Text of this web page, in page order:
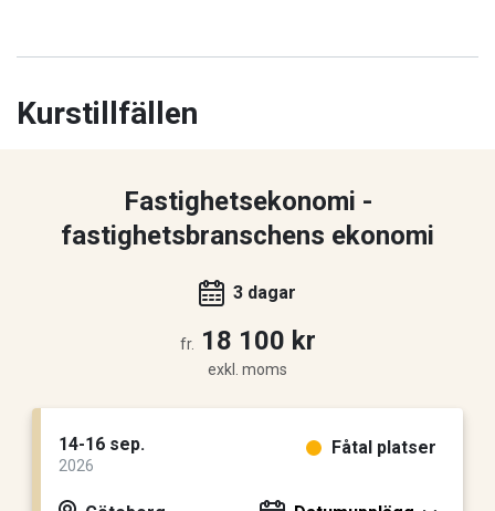
Kurstillfällen
Fastighetsekonomi -
fastighetsbranschens ekonomi
3 dagar
fr. 18 100 kr
exkl. moms
14-16 sep.
2026
Fåtal platser